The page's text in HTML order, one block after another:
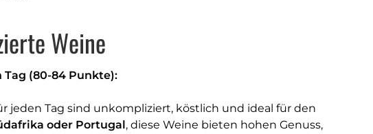
Weine
(80-84 Punkte):
jeden Tag sind unkompliziert, köstlich und ideal für den
oder Portugal, diese Weine bieten hohen Genuss,